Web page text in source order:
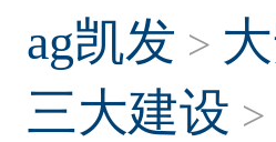
ag凯发 >
三大建设 >